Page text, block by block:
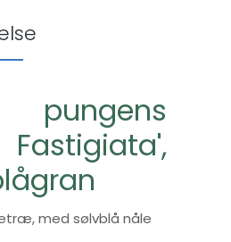
med sølvblå nåle